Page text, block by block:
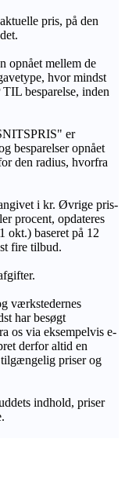
pris, på den
opnået mellem de
hvor mindst
besparelse, inden
er
besparelser opnået
den radius, hvorfra
i kr. Øvrige pris-
procent, opdateres
okt.) baseret på 12
fire tilbud.
værkstedernes
har besøgt
os via eksempelvis e-
derfor altid en
tilgængelig priser og
indhold, priser